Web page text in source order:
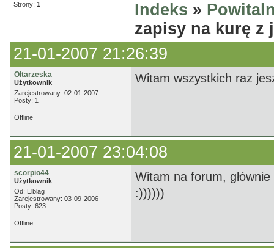
Strony: 1 Indeks »
zapisy na kurę z
21-01-2007 21:26:39
Ołtarzeska
Użytkownik
Zarejestrowany: 02-01-2007
Posty: 1
Witam wszystkich raz
Offline
21-01-2007 23:04:08
scorpio44
Użytkownik
Od: Elbląg
Zarejestrowany: 03-09-2006
Posty: 623
Witam na forum,
:))))))
Offline